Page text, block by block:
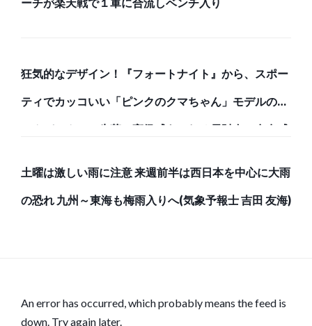
狂気的なデザイン！『フォートナイト』から、スポー
ティでカッコいい「ピンクのクマちゃん」モデルのバ
ックパックと、牛革で高級感あふれる長財布で存在感
土曜は激しい雨に注意 来週前半は西日本を中心に大雨
の恐れ 九州～東海も梅雨入りへ(気象予報士 吉田 友海)
An error has occurred, which probably means the feed is
down. Try again later.